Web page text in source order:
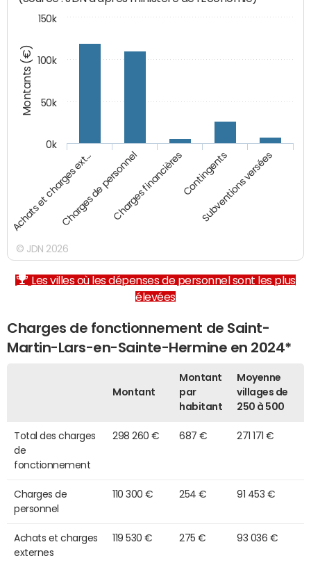
Montants (€)
Achats et charges ext…Charges de personnelCharges financièresContingents
Subventions versées
0k
50k
100k
150k
© JDN 2026
Les villes où les dépenses de personnel sont les plus
élevées
Charges de fonctionnement de Saint-
Martin-Lars-en-Sainte-Hermine en 2024*
Montant
Montant
par
habitant
Moyenne
villages de
250 à 500
Total des charges
de
fonctionnement
298 260 € 687 € 271 171 €
Charges de
personnel
110 300 € 254 € 91 453 €
Achats et charges
externes
119 530 € 275 € 93 036 €